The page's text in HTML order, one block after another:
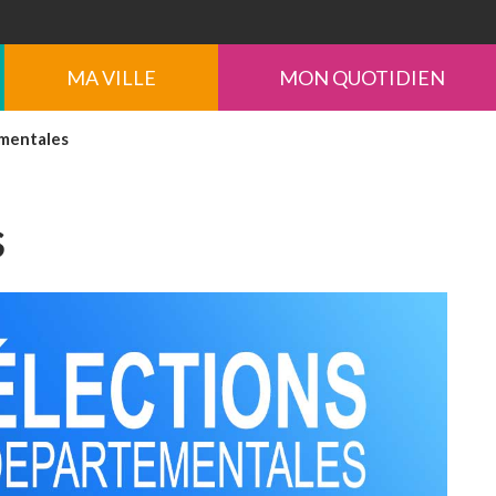
MA VILLE MON QUOTIDIEN